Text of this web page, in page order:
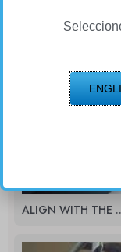
ALIGN WITH THE